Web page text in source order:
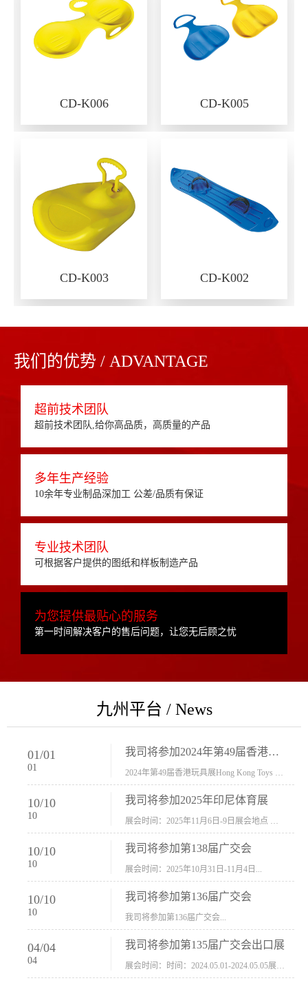
CD-K006 CD-K005
CD-K003 CD-K002
我们的优势 / ADVANTAGE
超前技术团队
超前技术团队,给你高品质，高质量的产品
多年生产经验
10余年专业制品深加工 公差/品质有保证
专业技术团队
可根据客户提供的图纸和样板制造产品
为您提供最贴心的服务
第一时间解决客户的售后问题，让您无后顾之忧
九州平台 / News
01/01
01
我司将参加2024年第49届香港玩具展Hong Kong Toys & Games Fair 欢迎新···
10/10
10
我司将参加2025年印尼体育展
10/10
10
我司将参加第138届广交会
展会时间：2025年10月31日-11月4日...
10/10
10
我司将参加第136届广交会
我司将参加第136届广交会...
04/04
04
我司将参加第135届广交会出口展
展会时间：时间：2024.05.01-2024.05.05展会地址：中国进出口商品交易会展馆福建康莱宝公司展位号12.1G37-38、H11-12，浙江康莱宝展位号17.1B23-24、C19-20...